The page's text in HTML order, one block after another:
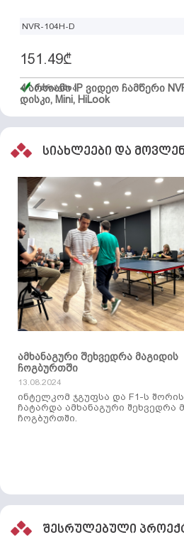
NVR-104H-D
4 არხიანი IP ვიდეო ჩამწერი
დისკი, Mini, HiLook
151.49₾
მარაგშია
სიახლეები და
ამხანაგური შეხვედრა მაგიდის
ჩოგბურთში
13.08.2024
ინტელკომ ჯგუფსა და F1-ს შორის
ჩატარდა ამხანაგური შეხვედრა
ჩოგბურთში.
შესრულებული